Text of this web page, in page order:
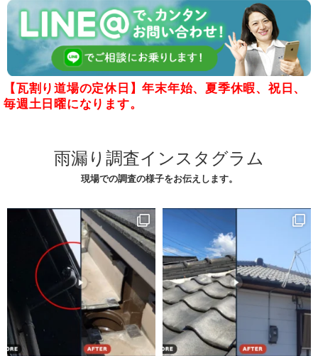
【瓦割り道場の定休日】年末年始、夏季休暇、祝日、
毎週土日曜になります。
雨漏り調査インスタグラム
現場での調査の様子をお伝えします。